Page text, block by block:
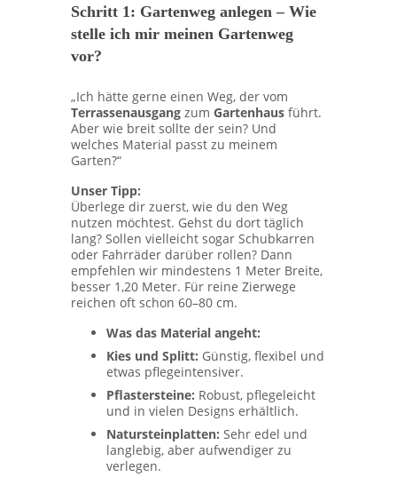
Schritt 1: Gartenweg anlegen – Wie
stelle ich mir meinen Gartenweg
vor?
„Ich hätte gerne einen Weg, der vom
Terrassenausgang zum Gartenhaus führt.
Aber wie breit sollte der sein? Und
welches Material passt zu meinem
Garten?“
Unser Tipp:
Überlege dir zuerst, wie du den Weg
nutzen möchtest. Gehst du dort täglich
lang? Sollen vielleicht sogar Schubkarren
oder Fahrräder darüber rollen? Dann
empfehlen wir mindestens 1 Meter Breite,
besser 1,20 Meter. Für reine Zierwege
reichen oft schon 60–80 cm.
Was das Material angeht:
Kies und Splitt: Günstig, flexibel und
etwas pflegeintensiver.
Pflastersteine: Robust, pflegeleicht
und in vielen Designs erhältlich.
Natursteinplatten: Sehr edel und
langlebig, aber aufwendiger zu
verlegen.